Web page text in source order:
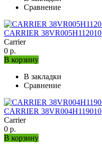
Сравнение
CARRIER 38VR005H112010
Carrier
0 р.
В корзину
В закладки
Сравнение
CARRIER 38VR004H119010
Carrier
0 р.
В корзину